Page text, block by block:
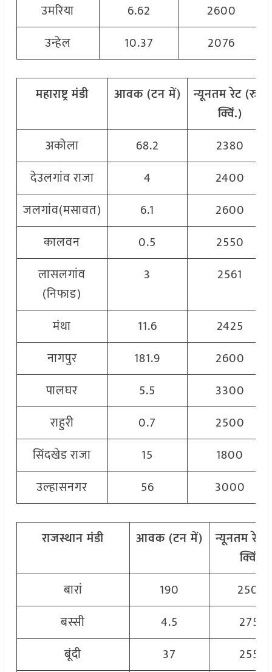
उमरिया
6.62
2600
उन्हेल
10.37 2076
महाराष्ट्रमंडी आवक(टनमें) न्यूनतमरेट(रु
क्विं.)
अकोला
68.2
2380
देउलगांव राजा
4
2400
जलगांव(मसावत)
6.1
2600
कालवन
0.5
2550
लासलगांव
(निफाड)
3 2561
मंथा 11.6
2425
नागपुर
181.9
2600
पालघर
5.5
3300
राहुरी
0.7
2500
सिंदखेड राजा
15
1800
उल्हासनगर
56 3000
राजस्थान मंडी आवक(टनमें) न्यूनतमरेट
क्विं
बारां
190
2500
बस्सी
4.5
2751
बूंदी
37 2551